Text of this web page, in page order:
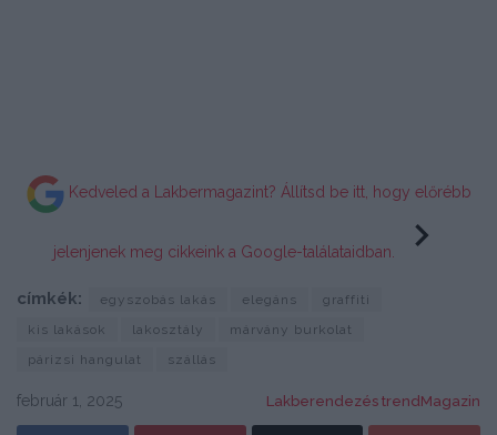
Kedveled a Lakbermagazint? Állítsd be itt, hogy előrébb
jelenjenek meg cikkeink a Google-találataidban.
címkék: egyszobás lakás elegáns
graffiti
kis lakások
lakosztály
márvány burkolat
párizsi hangulat
szállás
február 1, 2025 Lakberendezés trendMagazin